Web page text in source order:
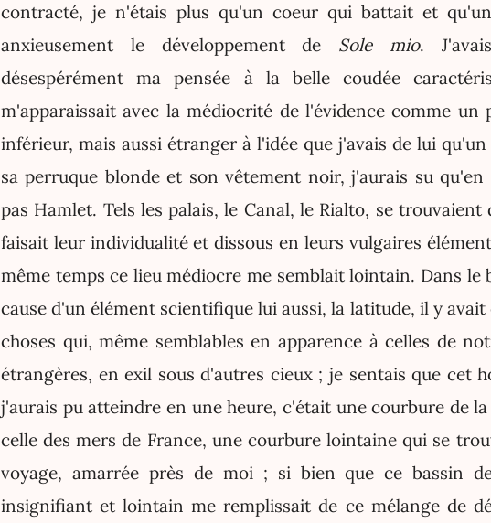
contracté, je n'étais plus qu'un coeur qui battait et
anxieusement le développement de Sole mio.
désespérément ma pensée à la belle coudée
m'apparaissait avec la médiocrité de l'évidence comme un
inférieur, mais aussi étranger à l'idée que j'avais de lui
sa perruque blonde et son vêtement noir, j'aurais su
pas Hamlet. Tels les palais, le Canal, le Rialto, se trouvaient
faisait leur individualité et dissous en leurs vulgaires
même temps ce lieu médiocre me semblait lointain. Dans le
cause d'un élément scientifique lui aussi, la latitude, il y
choses qui, même semblables en apparence à celles de
étrangères, en exil sous d'autres cieux ; je sentais que cet
j'aurais pu atteindre en une heure, c'était une courbure de
celle des mers de France, une courbure lointaine qui se
voyage, amarrée près de moi ; si bien que ce bassin
insignifiant et lointain me remplissait de ce mélange de